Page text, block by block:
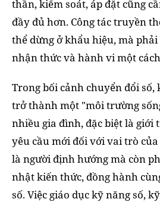
thần, kiểm soát, áp đặt cũng
đầy đủ hơn. Công tác truyền
thể dừng ở khẩu hiệu, mà
nhận thức và hành vi một
Trong bối cảnh chuyển đổi số,
trở thành một "môi trường
nhiều gia đình, đặc biệt là giới
yêu cầu mới đối với vai trò
là người định hướng mà còn
nhật kiến thức, đồng hành
số. Việc giáo dục kỹ năng số,